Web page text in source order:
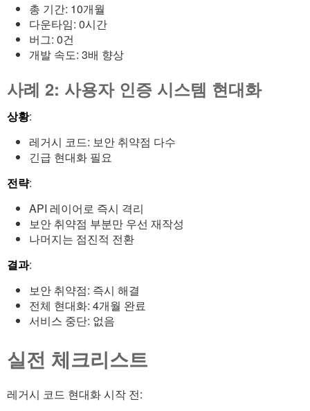
총 기간: 10개월
다운타임: 0시간
버그: 0건
개발 속도: 3배 향상
사례 2: 사용자 인증 시스템 현대화
상황:
레거시 코드: 보안 취약점 다수
긴급 현대화 필요
전략:
API 레이어로 즉시 격리
보안 취약점 부분만 우선 재작성
나머지는 점진적 전환
결과:
보안 취약점: 즉시 해결
전체 현대화: 4개월 완료
서비스 중단: 없음
실전 체크리스트
레거시 코드 현대화 시작 전: